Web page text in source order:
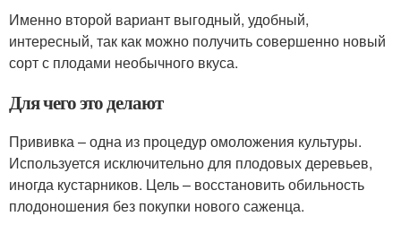
Именно второй вариант выгодный, удобный,
интересный, так как можно получить совершенно новый
сорт с плодами необычного вкуса.
Для чего это делают
Прививка – одна из процедур омоложения культуры.
Используется исключительно для плодовых деревьев,
иногда кустарников. Цель – восстановить обильность
плодоношения без покупки нового саженца.